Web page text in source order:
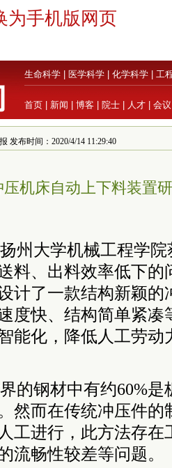
为手机版网页
生命科学 医学科学 化学科学 工
首页 新闻 博客 院士 人才 会议
发布时间：2020/4/14 11:29:40
压机床自动上下料装置
州大学机械工程学
料、出料效率低下的
计了一款结构新颖的
度快、结构简单紧凑
能化，降低人工劳动
的钢材中有约60%
然而在传统冲压件的
工进行，此方法存在
流畅性较差等问题。